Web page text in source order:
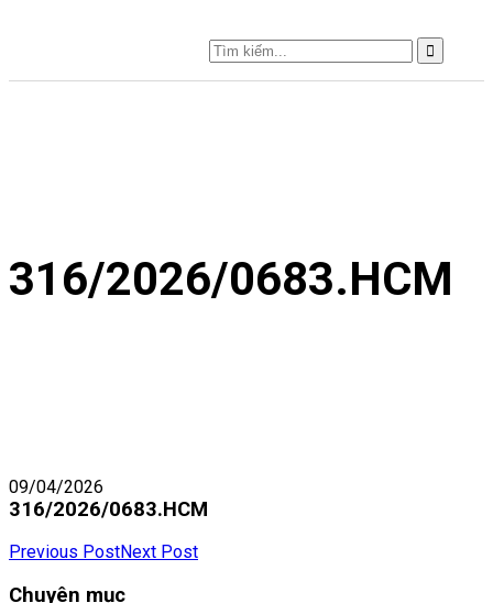
316/2026/0683.HCM
09/04/2026
316/2026/0683.HCM
Previous PostNext Post
Chuyên mục